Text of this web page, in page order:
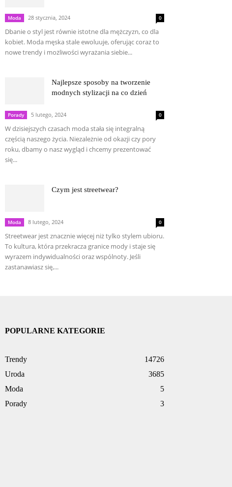
Moda 28 stycznia, 2024 0
Dbanie o styl jest równie istotne dla mężczyzn, co dla
kobiet. Moda męska stale ewoluuje, oferując coraz to
nowe trendy i możliwości wyrażania siebie...
Najlepsze sposoby na tworzenie
modnych stylizacji na co dzień
Porady 5 lutego, 2024 0
W dzisiejszych czasach moda stała się integralną
częścią naszego życia. Niezależnie od okazji czy pory
roku, dbamy o nasz wygląd i chcemy prezentować
się...
Czym jest streetwear?
Moda 8 lutego, 2024 0
Streetwear jest znacznie więcej niż tylko stylem ubioru.
To kultura, która przekracza granice mody i staje się
wyrazem indywidualności oraz wspólnoty. Jeśli
zastanawiasz się,...
POPULARNE KATEGORIE
Trendy
14726
Uroda
3685
Moda
5
Porady
3